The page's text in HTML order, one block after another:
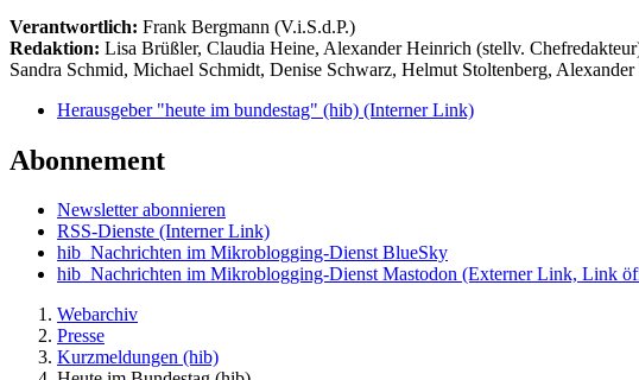
Verantwortlich: Frank Bergmann (V.i.S.d.P.)
Redaktion: Lisa Brüßler, Claudia Heine, Alexander Heinrich (stellv.
Sandra Schmid, Michael Schmidt, Denise Schwarz, Helmut Stoltenberg,
Herausgeber "heute im bundestag" (hib) (Interner Link)
Abonnement
Newsletter abonnieren
RSS-Dienste (Interner Link)
hib_Nachrichten im Mikroblogging-Dienst BlueSky
hib_Nachrichten im Mikroblogging-Dienst Mastodon (Externer Link, Link
Webarchiv
Presse
Kurzmeldungen (hib)